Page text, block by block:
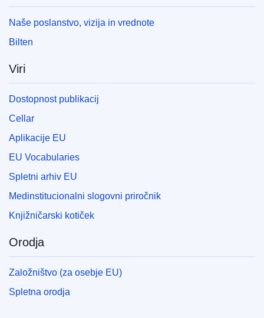
Naše poslanstvo, vizija in vrednote
Bilten
Viri
Dostopnost publikacij
Cellar
Aplikacije EU
EU Vocabularies
Spletni arhiv EU
Medinstitucionalni slogovni priročnik
Knjižničarski kotiček
Orodja
Založništvo (za osebje EU)
Spletna orodja